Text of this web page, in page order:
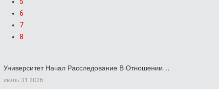
6
7
8
Университет Начал Расследование В Отношении…
июль 31 2026